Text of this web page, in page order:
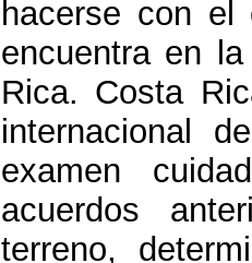
hacerse con
encuentra en
Rica. Costa
internacional
examen
acuerdos
terreno,